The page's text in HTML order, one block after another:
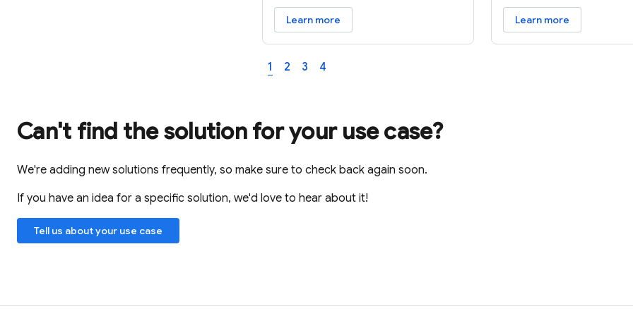
Learn more Learn more
1 2 3 4
Can't find the solution for your use case?
We're adding new solutions frequently, so make sure to check back again soon.
If you have an idea for a specific solution, we'd love to hear about it!
Tell us about your use case